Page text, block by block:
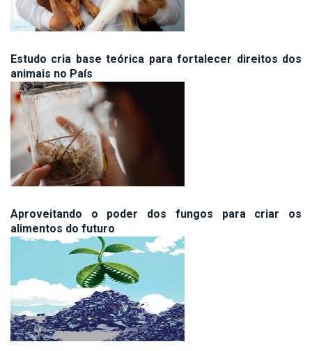
Estudo cria base teórica para fortalecer direitos dos
animais no País
Aproveitando o poder dos fungos para criar os
alimentos do futuro